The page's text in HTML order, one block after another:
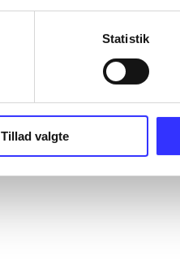
Statistik
Tillad valgte